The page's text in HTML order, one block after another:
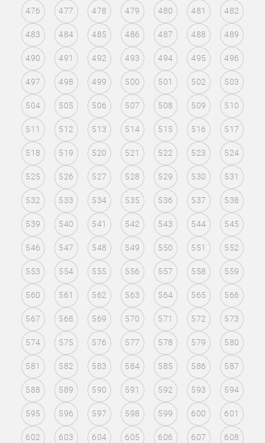
476 477 478 479 480 481 482
483 484 485 486 487 488 489
490 491 492 493 494 495 496
497 498 499 500 501 502 503
504 505 506 507 508 509 510
511 512 513 514 515 516 517
518 519 520 521 522 523 524
525 526 527 528 529 530 531
532 533 534 535 536 537 538
539 540 541 542 543 544 545
546 547 548 549 550 551 552
553 554 555 556 557 558 559
560 561 562 563 564 565 566
567 568 569 570 571 572 573
574 575 576 577 578 579 580
581 582 583 584 585 586 587
588 589 590 591 592 593 594
595 596 597 598 599 600 601
602 603 604 605 606 607 608